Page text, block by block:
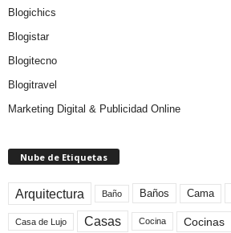
Blogichics
Blogistar
Blogitecno
Blogitravel
Marketing Digital & Publicidad Online
Nube de Etiquetas
Arquitectura Baño Baños Cama
Casa de Lujo Casas Cocina Cocinas